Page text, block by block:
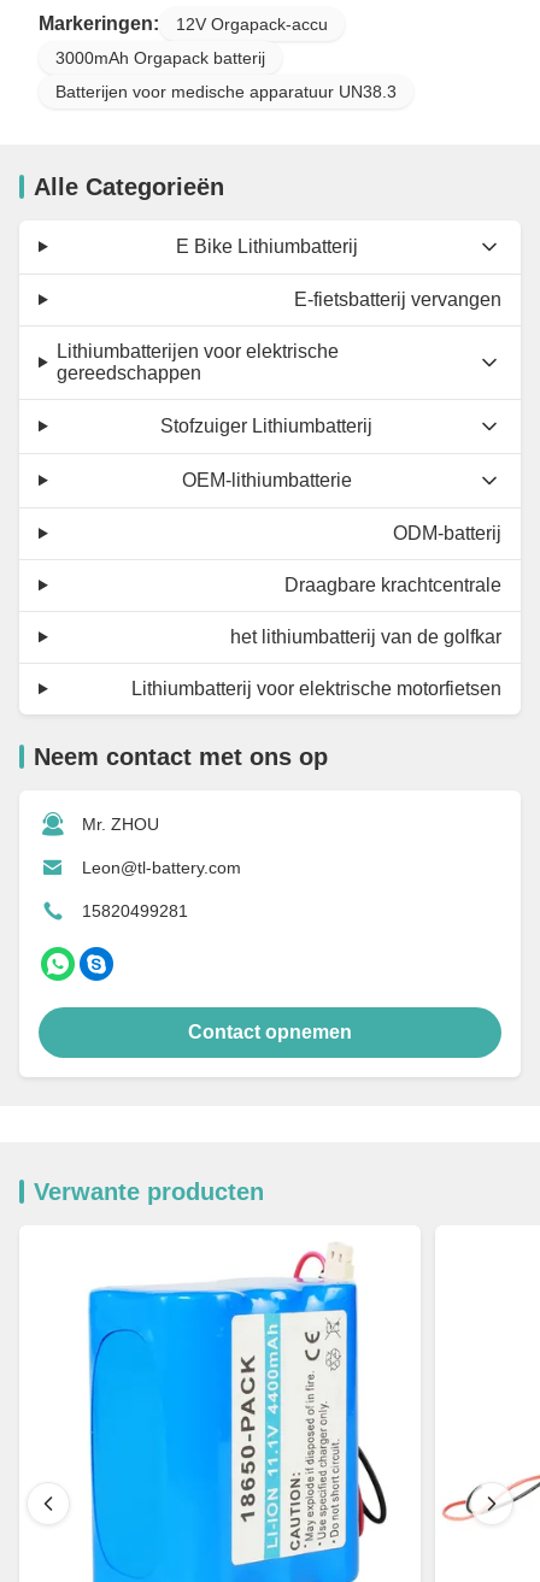
Markeringen:
12V Orgapack-accu
3000mAh Orgapack batterij
Batterijen voor medische apparatuur UN38.3
Alle Categorieën
E Bike Lithiumbatterij
E-fietsbatterij vervangen
Lithiumbatterijen voor elektrische
gereedschappen
Stofzuiger Lithiumbatterij
OEM-lithiumbatterie
ODM-batterij
Draagbare krachtcentrale
het lithiumbatterij van de golfkar
Lithiumbatterij voor elektrische motorfietsen
Neem contact met ons op
Mr. ZHOU
Leon@tl-battery.com
15820499281
Contact opnemen
Verwante producten